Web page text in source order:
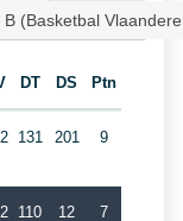
(Basketbal
DT DS Ptn
131 201 9
110 12 7